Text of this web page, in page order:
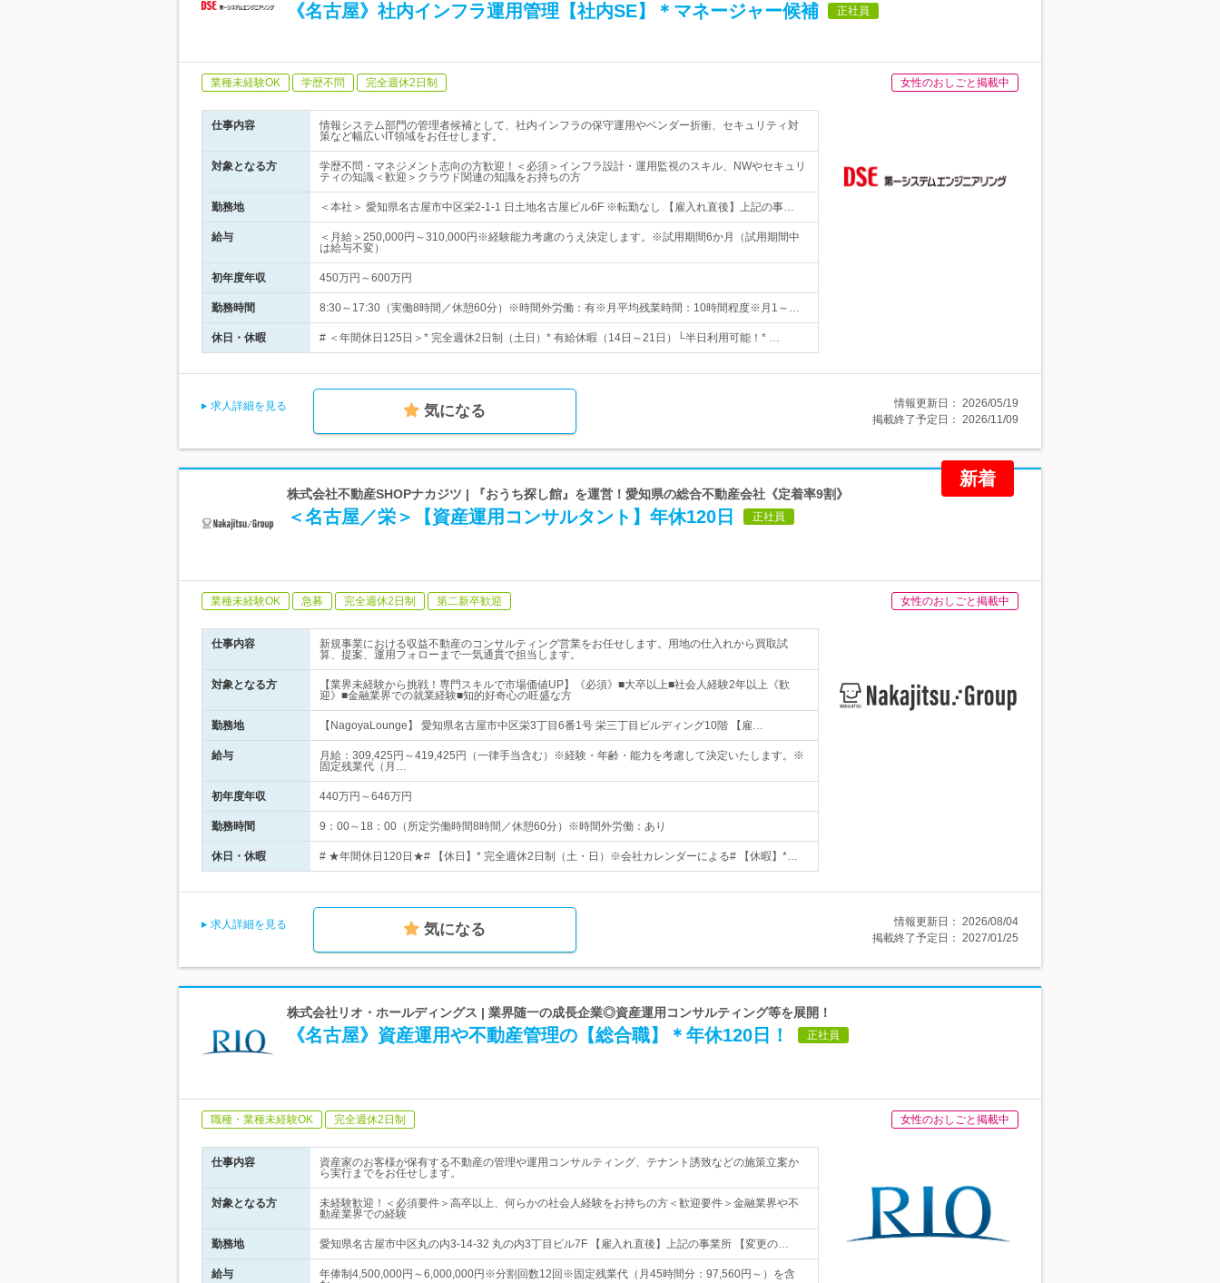
《名古屋》社内インフラ運用管理【社内SE】＊マネージャー候補 正社員
業種未経験OK 学歴不問 完全週休2日制 女性のおしごと掲載中
仕事内容
情報システム部門の管理者候補として、社内インフラの保守運用やベンダー折衝、セキュリティ対
策など幅広いIT領域をお任せします。
対象となる方
学歴不問・マネジメント志向の方歓迎！＜必須＞インフラ設計・運用監視のスキル、NWやセキュリ
ティの知識＜歓迎＞クラウド関連の知識をお持ちの方
勤務地 ＜本社＞ 愛知県名古屋市中区栄2-1-1 日土地名古屋ビル6F ※転勤なし 【雇入れ直後】上記の事…
給与
＜月給＞250,000円～310,000円※経験能力考慮のうえ決定します。※試用期間6か月（試用期間中
は給与不変）
初年度年収 450万円～600万円
勤務時間 8:30～17:30（実働8時間／休憩60分）※時間外労働：有※月平均残業時間：10時間程度※月1～…
休日・休暇 # ＜年間休日125日＞* 完全週休2日制（土日）* 有給休暇（14日～21日）└半日利用可能！* …
求人詳細を見る 気になる 情報更新日： 2026/05/19
掲載終了予定日： 2026/11/09
新着
株式会社不動産SHOPナカジツ | 『おうち探し館』を運営！愛知県の総合不動産会社《定着率9割》
＜名古屋／栄＞【資産運用コンサルタント】年休120日 正社員
業種未経験OK 急募 完全週休2日制 第二新卒歓迎 女性のおしごと掲載中
仕事内容
新規事業における収益不動産のコンサルティング営業をお任せします。用地の仕入れから買取試
算、提案、運用フォローまで一気通貫で担当します。
対象となる方
【業界未経験から挑戦！専門スキルで市場価値UP】《必須》■大卒以上■社会人経験2年以上《歓
迎》■金融業界での就業経験■知的好奇心の旺盛な方
勤務地 【NagoyaLounge】 愛知県名古屋市中区栄3丁目6番1号 栄三丁目ビルディング10階 【雇…
給与
月給：309,425円～419,425円（一律手当含む）※経験・年齢・能力を考慮して決定いたします。※
固定残業代（月…
初年度年収 440万円～646万円
勤務時間 9：00～18：00（所定労働時間8時間／休憩60分）※時間外労働：あり
休日・休暇 # ★年間休日120日★# 【休日】* 完全週休2日制（土・日）※会社カレンダーによる# 【休暇】*…
求人詳細を見る 気になる 情報更新日： 2026/08/04
掲載終了予定日： 2027/01/25
株式会社リオ・ホールディングス | 業界随一の成長企業◎資産運用コンサルティング等を展開！
《名古屋》資産運用や不動産管理の【総合職】＊年休120日！ 正社員
職種・業種未経験OK 完全週休2日制 女性のおしごと掲載中
仕事内容
資産家のお客様が保有する不動産の管理や運用コンサルティング、テナント誘致などの施策立案か
ら実行までをお任せします。
対象となる方
未経験歓迎！＜必須要件＞高卒以上、何らかの社会人経験をお持ちの方＜歓迎要件＞金融業界や不
動産業界での経験
勤務地 愛知県名古屋市中区丸の内3-14-32 丸の内3丁目ビル7F 【雇入れ直後】上記の事業所 【変更の…
給与
年俸制4,500,000円～6,000,000円※分割回数12回※固定残業代（月45時間分：97,560円～）を含